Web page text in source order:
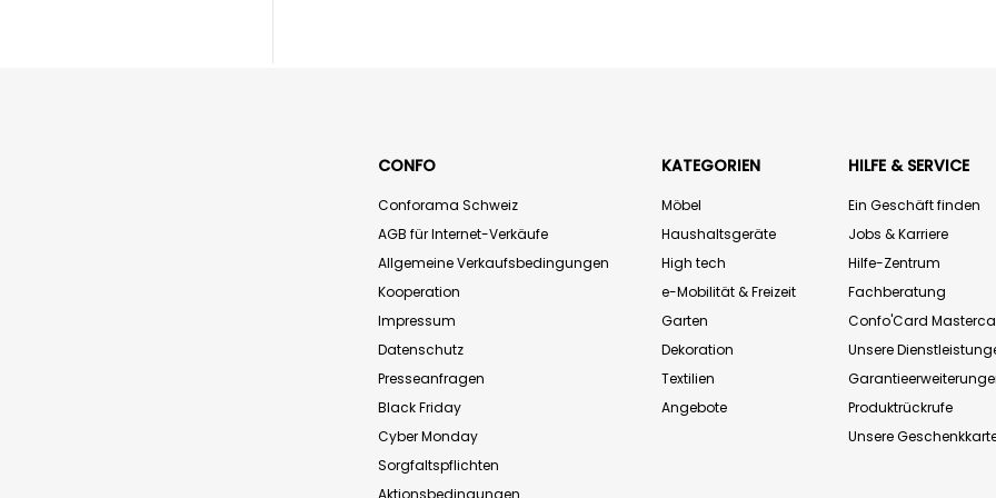
CONFO
Conforama Schweiz
AGB für Internet-Verkäufe
Allgemeine Verkaufsbedingungen
Kooperation
Impressum
Datenschutz
Presseanfragen
Black Friday
Cyber Monday
Sorgfaltspflichten
KATEGORIEN
Möbel
Haushaltsgeräte
High tech
e-Mobilität & Freizeit
Garten
Dekoration
Textilien
Angebote
HILFE & SERVICE
Ein Geschäft finden
Jobs & Karriere
Hilfe-Zentrum
Fachberatung
Confo'Card
Unsere
Produktrückrufe
Unsere